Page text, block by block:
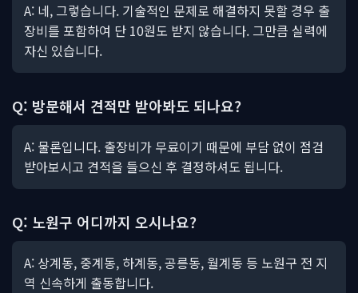
A: 네, 그렇습니다. 기술적인 문제로 해결하지 못할 경우 출
장비를 포함하여 단 10원도 받지 않습니다. 그만큼 실력에
자신 있습니다.
Q: 방문해서 견적만 받아봐도 되나요?
A: 물론입니다. 출장비가 무료이기 때문에 부담 없이 점검
받아보시고 견적을 들으신 후 결정하셔도 됩니다.
Q: 노원구 어디까지 오시나요?
A: 상계동, 중계동, 하계동, 공릉동, 월계동 등 노원구 전 지
역 신속하게 출동합니다.